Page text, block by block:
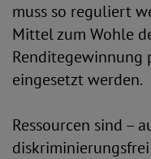
muss so reguliert
Mittel zum Wohle
Renditegewinnung
eingesetzt werden.
Ressourcen sind –